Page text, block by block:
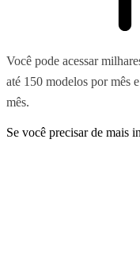
Você pode acessar
até 150 modelos por mês
mês.
Se você precisar de mais